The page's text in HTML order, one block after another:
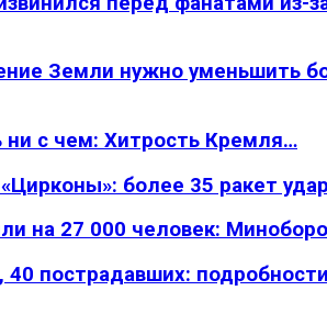
Земли нужно уменьшить
ни с чем: Хитрость Кремля…
более 35 ракет
на 27 000 человек:
пострадавших: